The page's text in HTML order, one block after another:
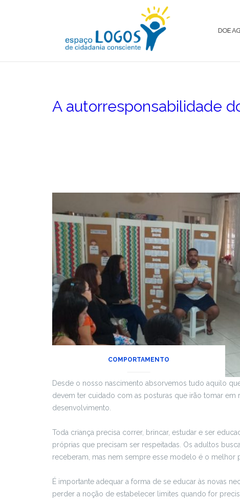
DOE
A autorresponsabilidade
COMPORTAMENTO
Desde o nosso nascimento absorvemos tudo aquilo
devem ter cuidado com as posturas que irão tomar
desenvolvimento.
Toda criança precisa correr, brincar, estudar e ser
próprias que precisam ser respeitadas. Os adultos
receberam, mas nem sempre esse modelo é o melhor
É importante adequar a forma de se educar às novas
perder a noção de estabelecer limites quando for